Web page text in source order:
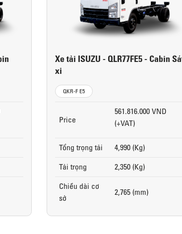
Xe tải ISUZU - QLR77FE5 - Cabin
xi
QKR-F E5
Price
561.816.000 VND
(+VAT)
Tổng trọng tải
4,990 (Kg)
Tải trọng
2,350 (Kg)
Chiều dài cơ
sở
2,765 (mm)